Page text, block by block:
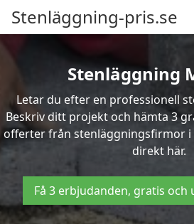
Stenläggning-pris.se
Stenläggning
Letar du efter en professionell
Beskriv ditt projekt och hämta 3
offerter från stenläggningsfirmor i
direkt här.
Få 3 erbjudanden, gratis